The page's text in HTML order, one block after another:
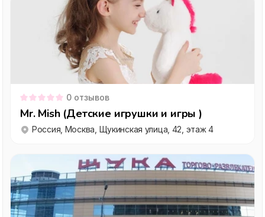
0 отзывов
Mr. Mish (Детские игрушки и игры )
Россия, Москва, Щукинская улица, 42, этаж 4